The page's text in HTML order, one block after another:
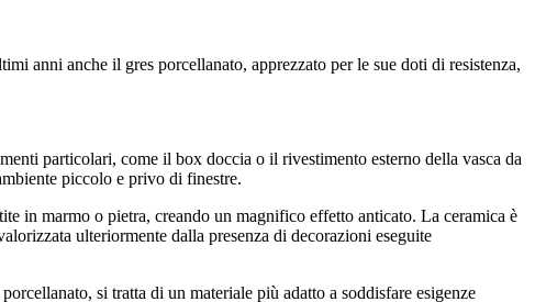
anni anche il gres porcellanato, apprezzato per le sue doti di resistenza,
particolari, come il box doccia o il rivestimento esterno della vasca da
piccolo e privo di finestre.
in marmo o pietra, creando un magnifico effetto anticato. La ceramica è
ulteriormente dalla presenza di decorazioni eseguite
si tratta di un materiale più adatto a soddisfare esigenze